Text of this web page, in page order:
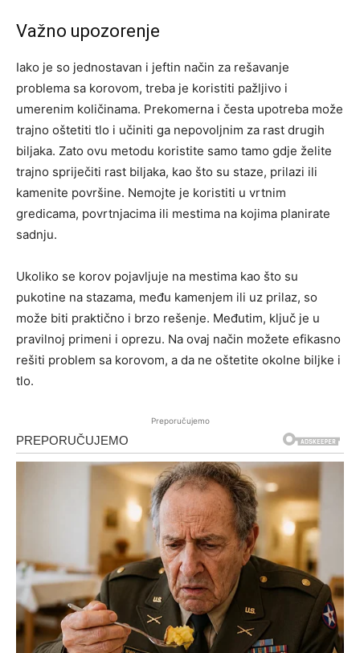
Važno upozorenje
Iako je so jednostavan i jeftin način za rešavanje
problema sa korovom, treba je koristiti pažljivo i
umerenim količinama. Prekomerna i česta upotreba može
trajno oštetiti tlo i učiniti ga nepovoljnim za rast drugih
biljaka. Zato ovu metodu koristite samo tamo gdje želite
trajno spriječiti rast biljaka, kao što su staze, prilazi ili
kamenite površine. Nemojte je koristiti u vrtnim
gredicama, povrtnjacima ili mestima na kojima planirate
sadnju.
Ukoliko se korov pojavljuje na mestima kao što su
pukotine na stazama, među kamenjem ili uz prilaz, so
može biti praktično i brzo rešenje. Međutim, ključ je u
pravilnoj primeni i oprezu. Na ovaj način možete efikasno
rešiti problem sa korovom, a da ne oštetite okolne biljke i
tlo.
Preporučujemo